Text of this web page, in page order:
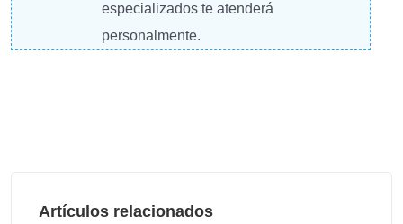
especializados te atenderá
personalmente.
Artículos relacionados